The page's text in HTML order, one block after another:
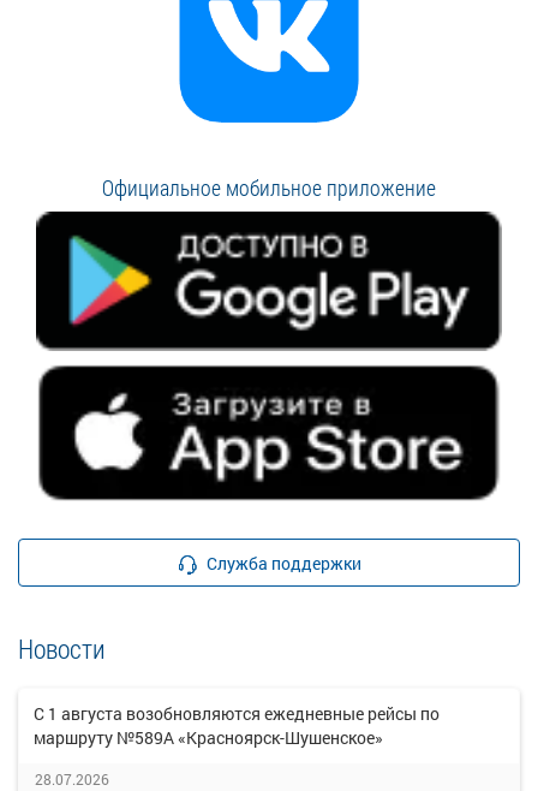
Официальное мобильное приложение
Служба поддержки
Новости
С 1 августа возобновляются ежедневные рейсы по
маршруту №589А «Красноярск-Шушенское»
28.07.2026